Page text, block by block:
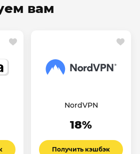
вам
NordVPN
18%
Получить кэшбэк